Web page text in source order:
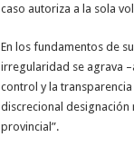
caso autoriza a la sola
En los fundamentos de
irregularidad se agrava
control y la
discrecional
provincial”.